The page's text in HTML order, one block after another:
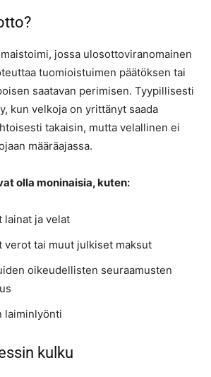
jossa ulosottoviranomainen
tuomioistuimen päätöksen tai
saatavan perimisen. Tyypillisesti
kun velkoja on yrittänyt saada
takaisin, mutta velallinen ei
määräajassa.
olla moninaisia, kuten:
lainat ja velat
verot tai muut julkiset maksut
oikeudellisten seuraamusten
laiminlyönti
kulku